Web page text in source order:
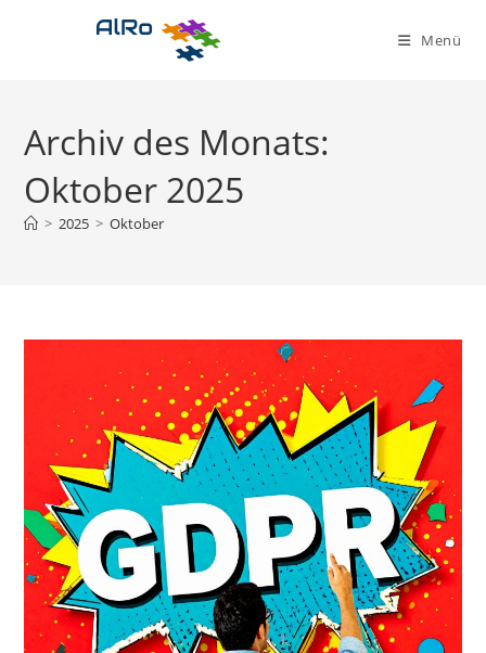
Menü
Archiv des Monats:
Oktober 2025
> 2025 > Oktober